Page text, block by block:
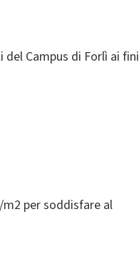
Campus di Forlì ai fini
m2 per soddisfare al